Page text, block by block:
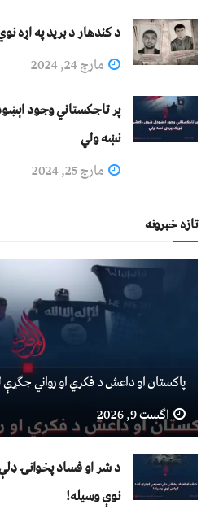
د کندهار د برید په اړه
مارچ 24, 2024
پر تاجکستاني وجود
نښه ولي
مارچ 25, 2024
تازه خبرونه
پاکستان او داعش د فکري او رواني
اگست 9, 2026
د شر او فساد پخوانۍ
نوې وسیله!